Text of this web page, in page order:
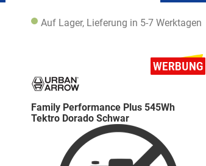
Auf Lager, Lieferung in 5-7 Werktagen
Family Performance Plus 545Wh
Tektro Dorado Schwar